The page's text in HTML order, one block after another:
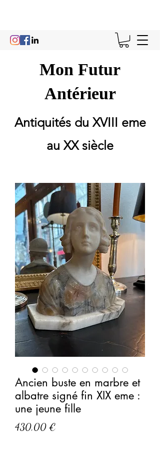
Mon Futur
Antérieur
Antiquités du XVIII eme
au XX siècle
Ancien buste en marbre et
albatre signé fin XIX eme :
une jeune fille
430,00 €